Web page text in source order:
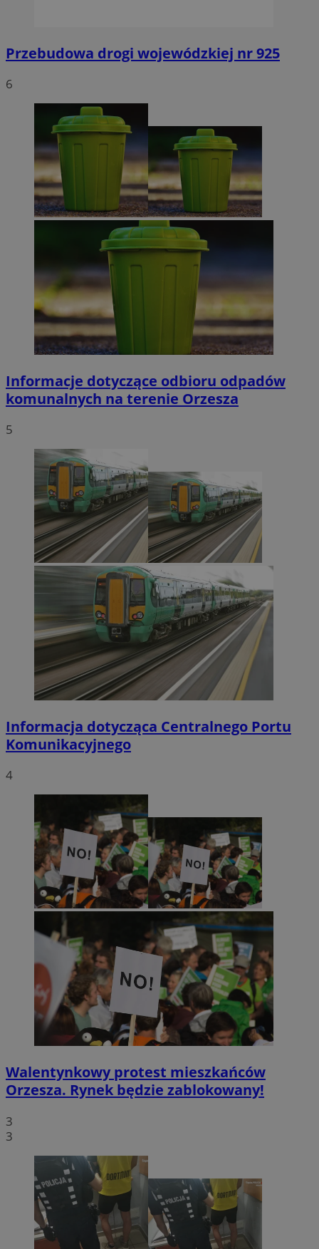
Przebudowa drogi wojewódzkiej nr 925
6
Informacje dotyczące odbioru odpadów
komunalnych na terenie Orzesza
5
Informacja dotycząca Centralnego Portu
Komunikacyjnego
4
Walentynkowy protest mieszkańców
Orzesza. Rynek będzie zablokowany!
3
3